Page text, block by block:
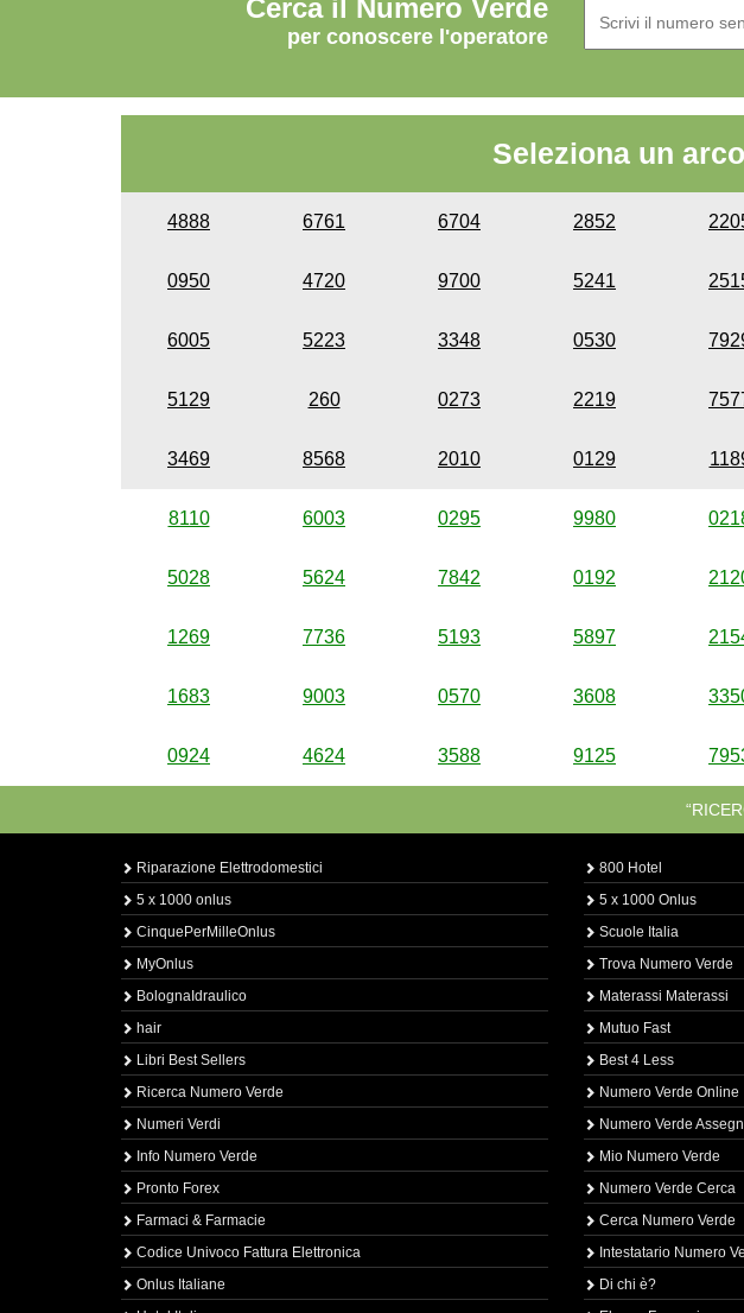
Cerca il Numero Verde
per conoscere l'operatore
Seleziona un
4888 6761 6704 2852
0950 4720 9700 5241
6005 5223 3348 0530
5129 260 0273 2219
3469 8568 2010 0129
8110 6003 0295 9980
5028 5624 7842 0192
1269 7736 5193 5897
1683 9003 0570 3608
0924 4624 3588 9125
Riparazione Elettrodomestici
5 x 1000 onlus
CinquePerMilleOnlus
MyOnlus
BolognaIdraulico
hair
Libri Best Sellers
Ricerca Numero Verde
Numeri Verdi
Info Numero Verde
Pronto Forex
Farmaci & Farmacie
Codice Univoco Fattura Elettronica
Onlus Italiane
800 Hotel
5 x 1000 Onlus
Scuole Italia
Trova Numero Verde
Materassi Materassi
Mutuo Fast
Best 4 Less
Numero Verde Online
Numero Verde
Mio Numero Verde
Numero Verde Cerca
Cerca Numero Verde
Intestatario Numero
Di chi è?